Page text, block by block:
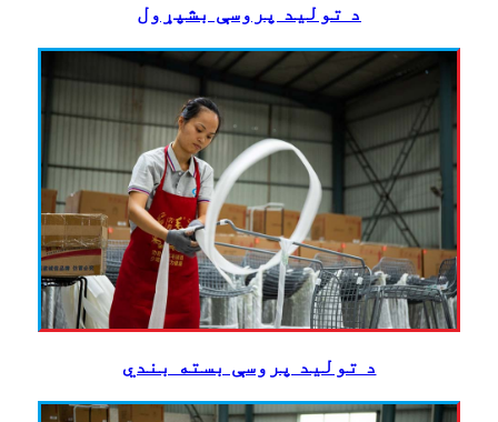
د تولید پروسې بشپړول
د تولید پروسې بسته بندي